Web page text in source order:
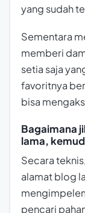
yang sudah
Sementara
memberi
setia saja
favoritnya
bisa
Bagaimana
lama,
Secara
alamat blog
pencari